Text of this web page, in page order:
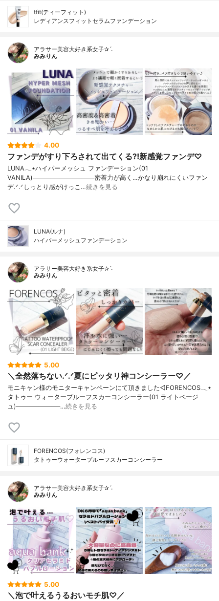
tfit(ティーフィット)
レディアンスフィットセラムファンデーション
アラサー美容大好き系女子✰ˊ˗
みみりん
4.00
ファンデがすり下ろされて出てくる?!新感覚ファンデ♡
LUNA𓂃٭ハイパーメッシュ ファンデーション(01
VANILA)──────────────密着力が高く…かなり崩れにくいファン
デ.ᐟ.ᐟしっとり感がけっこ…続きを見る
LUNA(ルナ)
ハイパーメッシュファンデーション
アラサー美容大好き系女子✰ˊ˗
みみりん
5.00
＼全然落ちない.ᐟ.ᐟ夏にピッタリ神コンシーラー♡／
モニキャン様のモニターキャンペーンにて頂きました◁FORENCOS𓂃٭
タトゥー ウォータープルーフスカーコンシーラー(01 ライトベージ
ュ)──────────…続きを見る
FORENCOS(フォレンコス)
タトゥーウォータープルーフスカーコンシーラー
アラサー美容大好き系女子✰ˊ˗
みみりん
5.00
＼泡で叶えるうるおいモチ肌♡／